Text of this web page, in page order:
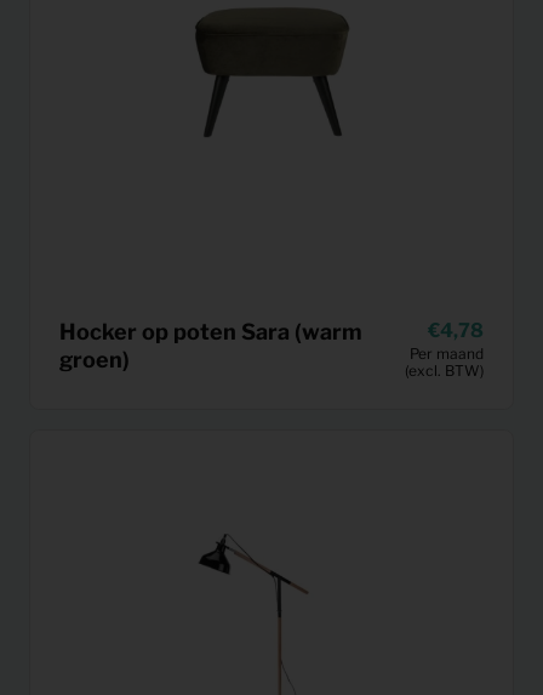
Hocker op poten Sara (warm
groen)
4,78
Per maand
(excl. BTW)